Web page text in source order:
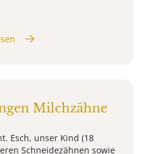
Milchzähne
Esch, unser Kind (18
Schneidezähnen sowie